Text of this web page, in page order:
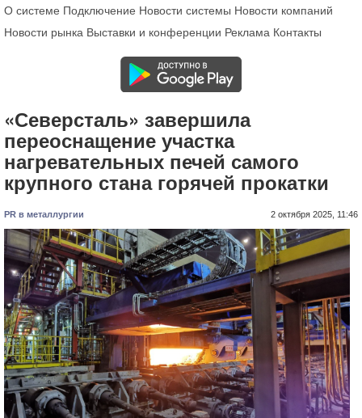
О системе Подключение Новости системы Новости компаний
Новости рынка Выставки и конференции Реклама Контакты
«Северсталь» завершила
переоснащение участка
нагревательных печей самого
крупного стана горячей прокатки
PR в металлургии 2 октября 2025, 11:46